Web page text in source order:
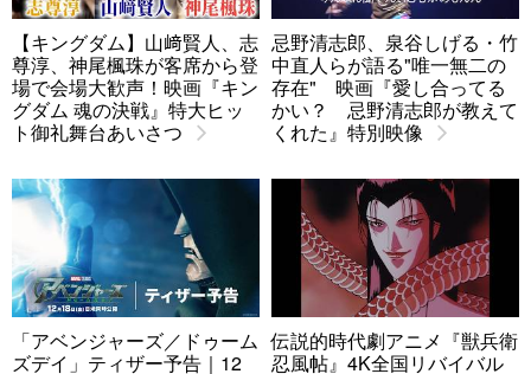
【キングダム】山﨑賢人、志
尊淳、神尾楓珠が客席から登
場で会場大歓声！映画『キン
グダム 魂の決戦』特大ヒッ
ト御礼舞台あいさつ
忌野清志郎、泉谷しげる・竹
中直人らが語る"唯一無二の
存在" 映画『愛し合ってる
かい？ 忌野清志郎が教えて
くれた』特別映像
「アベンジャーズ／ドゥーム
ズデイ」ティザー予告｜12
伝説的時代劇アニメ『獣兵衛
忍風帖』4K全国リバイバル